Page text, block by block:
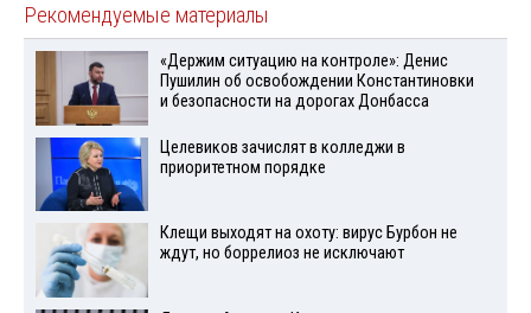
Рекомендуемые материалы
«Держим ситуацию на контроле»: Денис
Пушилин об освобождении Константиновки
и безопасности на дорогах Донбасса
Целевиков зачислят в колледжи в
приоритетном порядке
Клещи выходят на охоту: вирус Бурбон не
ждут, но боррелиоз не исключают